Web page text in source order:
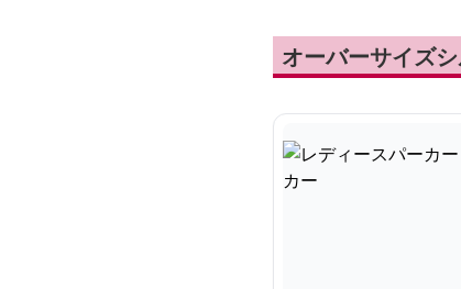
オーバーサイズ